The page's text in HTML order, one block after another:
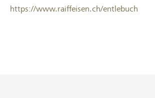
https://www.raiffeisen.ch/entlebuch